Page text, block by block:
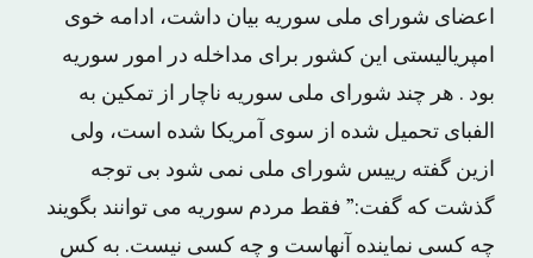
اعضای شورای ملی سوریه بیان داشت، ادامه خوی
امپریالیستی این کشور برای مداخله در امور سوریه
بود . هر چند شورای ملی سوریه ناچار از تمکین به
الفبای تحمیل شده از سوی آمریکا شده است، ولی
ازین گفته رییس شورای ملی نمی شود بی توجه
گذشت که گفت:” فقط مردم سوریه می توانند بگویند
چه کسی نماینده آنهاست و چه کسی نیست. به کس